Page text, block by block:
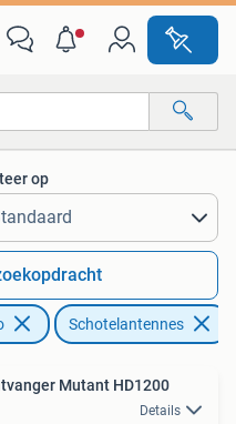
op
Schotelantennes
Mutant HD1200
Details